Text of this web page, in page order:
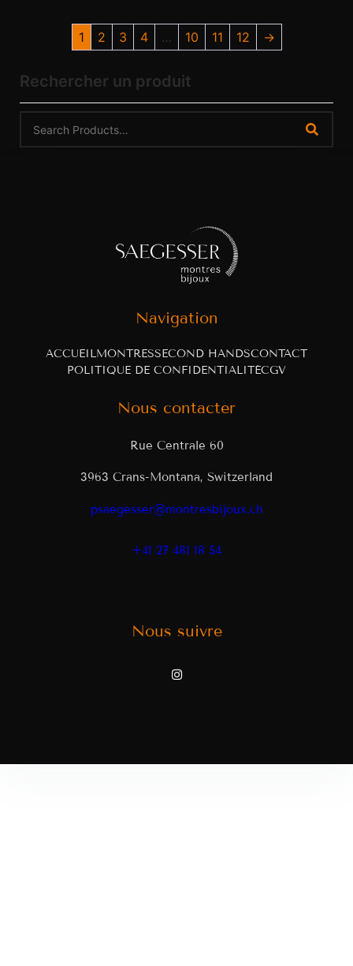
1 2 3 4 … 10 11 12 →
Rechercher un produit
Navigation
ACCUEILMONTRESSECOND HANDSCONTACT
POLITIQUE DE CONFIDENTIALITÉCGV
Nous contacter
Rue Centrale 60
3963 Crans-Montana, Switzerland
psaegesser@montresbijoux.ch
+41 27 481 18 54
Nous suivre